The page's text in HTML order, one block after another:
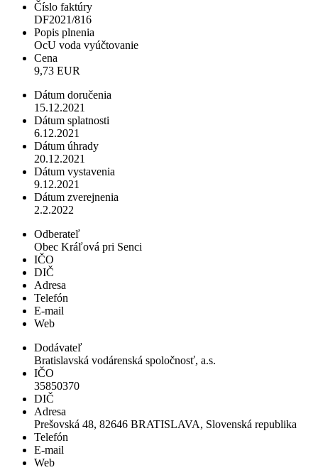
Číslo faktúry
DF2021/816
Popis plnenia
OcU voda vyúčtovanie
Cena
9,73 EUR
Dátum doručenia
15.12.2021
Dátum splatnosti
6.12.2021
Dátum úhrady
20.12.2021
Dátum vystavenia
9.12.2021
Dátum zverejnenia
2.2.2022
Odberateľ
Obec Kráľová pri Senci
IČO
DIČ
Adresa
Telefón
E-mail
Web
Dodávateľ
Bratislavská vodárenská spoločnosť, a.s.
IČO
35850370
DIČ
Adresa
Prešovská 48, 82646 BRATISLAVA, Slovenská republika
Telefón
E-mail
Web